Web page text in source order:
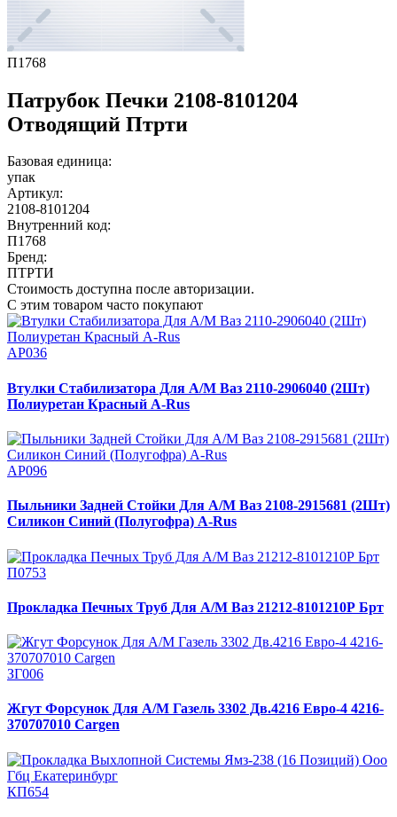
П1768
Патрубок Печки 2108-8101204
Отводящий Птрти
Базовая единица:
упак
Артикул:
2108-8101204
Внутренний код:
П1768
Бренд:
ПТРТИ
Стоимость доступна после авторизации.
С этим товаром часто покупают
АР036
Втулки Стабилизатора Для А/М Ваз 2110-2906040 (2Шт)
Полиуретан Красный A-Rus
АР096
Пыльники Задней Стойки Для А/М Ваз 2108-2915681 (2Шт)
Силикон Синий (Полугофра) A-Rus
П0753
Прокладка Печных Труб Для А/М Ваз 21212-8101210Р Брт
ЗГ006
Жгут Форсунок Для А/М Газель 3302 Дв.4216 Евро-4 4216-
370707010 Cargen
КП654